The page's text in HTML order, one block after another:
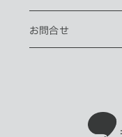
お問合せ